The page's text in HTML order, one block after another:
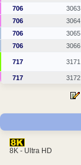
706
3063
706
3064
706
3065
706
3066
717 3171
717 3172
8K - Ultra HD